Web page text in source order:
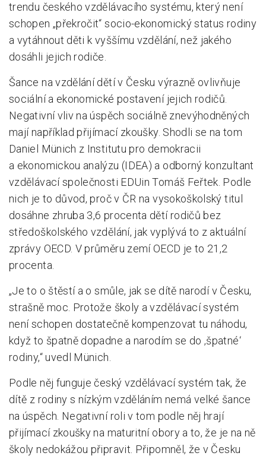
Kontakty
trendu českého vzdělávacího systému, který není
schopen „překročit“ socio-ekonomický status rodiny
a vytáhnout děti k vyššímu vzdělání, než jakého
dosáhli jejich rodiče.
Šance na vzdělání dětí v Česku výrazně ovlivňuje
sociální a ekonomické postavení jejich rodičů.
Negativní vliv na úspěch sociálně znevýhodněných
mají například přijímací zkoušky. Shodli se na tom
Daniel Münich z Institutu pro demokracii
a ekonomickou analýzu (IDEA) a odborný konzultant
vzdělávací společnosti EDUin Tomáš Feřtek. Podle
nich je to důvod, proč v ČR na vysokoškolský titul
dosáhne zhruba 3,6 procenta dětí rodičů bez
středoškolského vzdělání, jak vyplývá to z aktuální
zprávy OECD. V průměru zemí OECD je to 21,2
procenta.
„Je to o štěstí a o smůle, jak se dítě narodí v Česku,
strašně moc. Protože školy a vzdělávací systém
není schopen dostatečně kompenzovat tu náhodu,
když to špatně dopadne a narodím se do ‚špatné‘
rodiny,“ uvedl Münich.
Podle něj funguje český vzdělávací systém tak, že
dítě z rodiny s nízkým vzděláním nemá velké šance
na úspěch. Negativní roli v tom podle něj hrají
přijímací zkoušky na maturitní obory a to, že je na ně
školy nedokážou připravit. Připomněl, že v Česku